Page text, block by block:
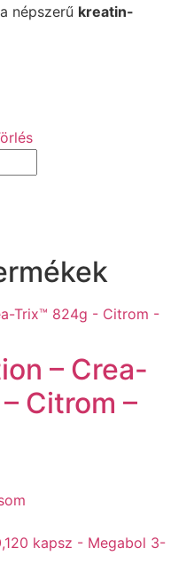
népszerű kreatin-
– Crea-
Citrom –